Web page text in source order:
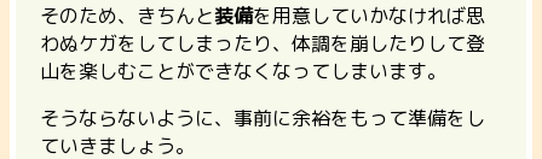
そのため、きちんと装備を用意していかなければ思
わぬケガをしてしまったり、体調を崩したりして登
山を楽しむことができなくなってしまいます。
そうならないように、事前に余裕をもって準備をし
ていきましょう。